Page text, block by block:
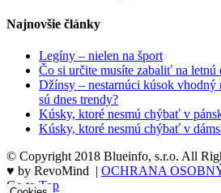
Najnovšie články
Legíny – nielen na šport
Čo si určite musíte zabaliť na
Džínsy – nestarnúci kúsok vhodný
sú dnes trendy?
Kúsky, ktoré nesmú chýbať v
Kúsky, ktoré nesmú chýbať v
© Copyright 2018 Blueinfo, s.r.o. All
♥ by RevoMind | OCHRANA
Go to Top